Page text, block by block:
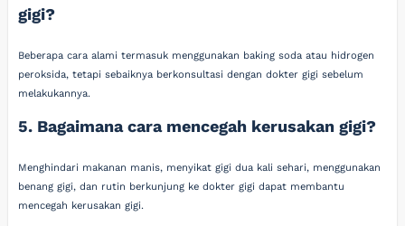
gigi?
Beberapa cara alami termasuk menggunakan baking soda atau hidrogen
peroksida, tetapi sebaiknya berkonsultasi dengan dokter gigi sebelum
melakukannya.
5. Bagaimana cara mencegah kerusakan gigi?
Menghindari makanan manis, menyikat gigi dua kali sehari, menggunakan
benang gigi, dan rutin berkunjung ke dokter gigi dapat membantu
mencegah kerusakan gigi.